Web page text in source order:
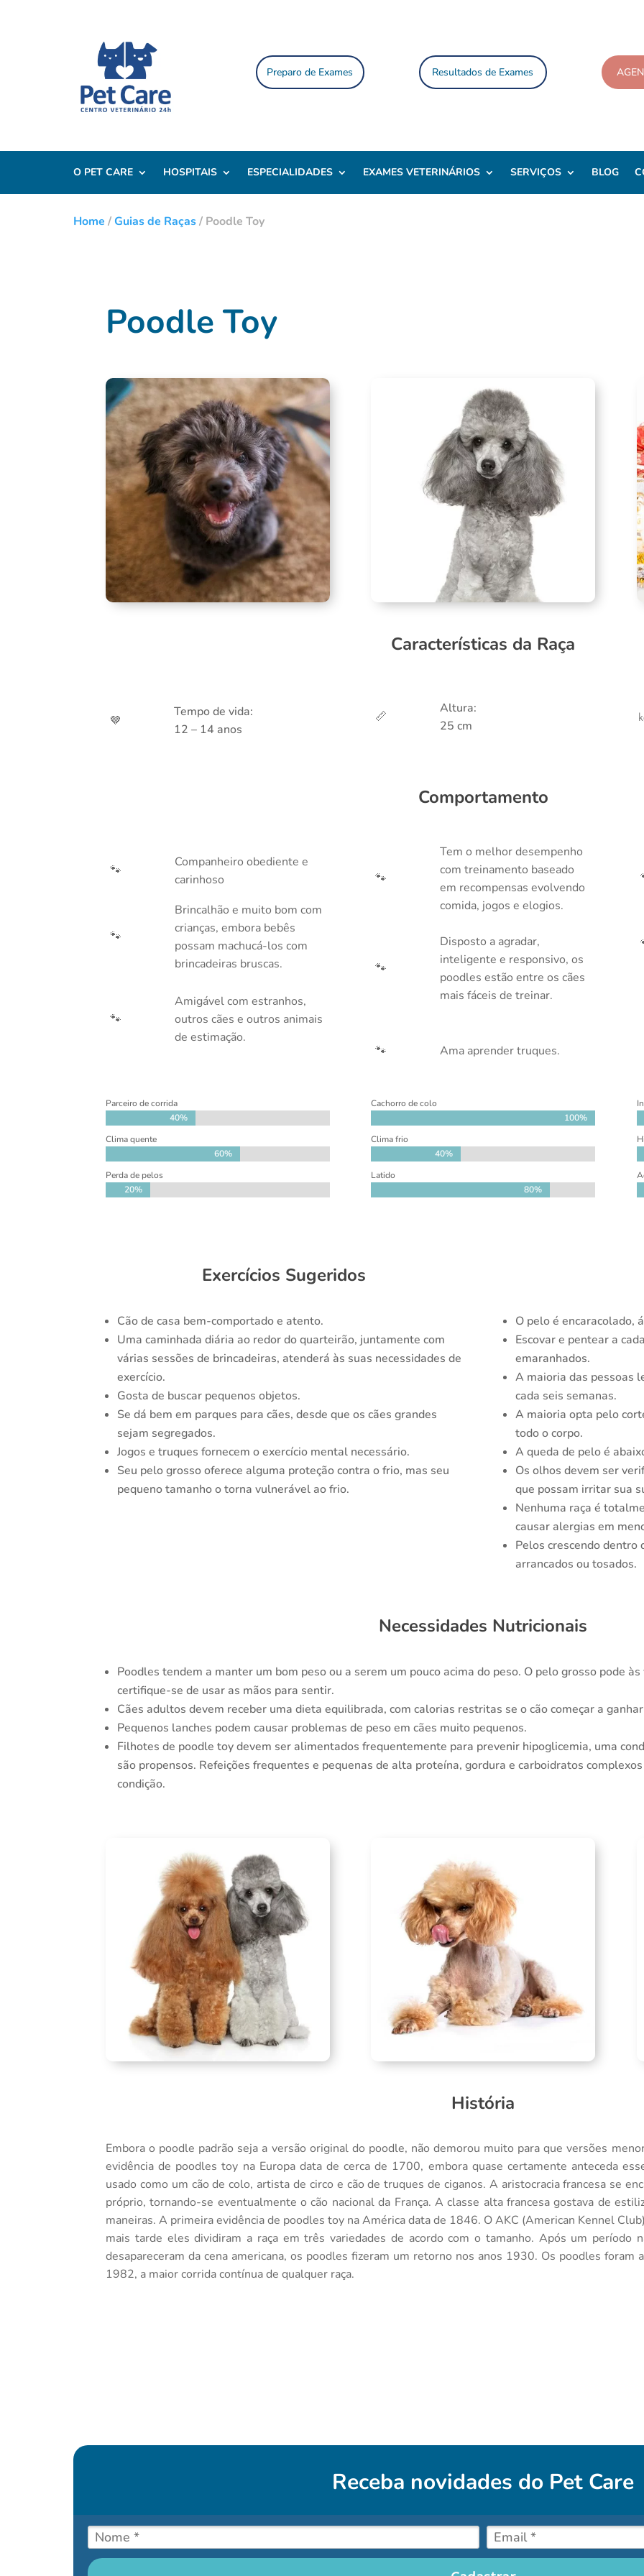
Preparo de Exames Resultados de Exames
O PET CARE HOSPITAIS ESPECIALIDADES EXAMES VETERINÁRIOS SERVIÇOS BLOG
Home /Guias de Raças/ Poodle Toy
Poodle Toy
Características da Raça
🤎
Tempo de vida:
12 – 14 anos
📏
Altura:
25 cm
Comportamento
🐾
Companheiro obediente e
carinhoso
🐾
Brincalhão e muito bom com
crianças, embora bebês
possam machucá-los com
brincadeiras bruscas.
🐾
Amigável com estranhos,
outros cães e outros animais
de estimação.
🐾
Tem o melhor desempenho
com treinamento baseado
em recompensas evolvendo
comida, jogos e elogios.
🐾
Disposto a agradar,
inteligente e responsivo, os
poodles estão entre os cães
mais fáceis de treinar.
🐾 Ama aprender truques.
Parceiro de corrida
40%
40%
Clima quente
60%
60%
Perda de pelos
20%
20%
Cachorro de colo
100%
100%
Clima frio
40%
40%
Latido
80%
80%
Exercícios Sugeridos
Cão de casa bem-comportado e atento.
Uma caminhada diária ao redor do quarteirão, juntamente com
várias sessões de brincadeiras, atenderá às suas necessidades de
exercício.
Gosta de buscar pequenos objetos.
Se dá bem em parques para cães, desde que os cães grandes
sejam segregados.
Jogos e truques fornecem o exercício mental necessário.
Seu pelo grosso oferece alguma proteção contra o frio, mas seu
pequeno tamanho o torna vulnerável ao frio.
O pelo é encaracolado,
Escovar e pentear a
emaranhados.
A maioria das pessoas
cada seis semanas.
A maioria opta pelo
todo o corpo.
A queda de pelo é
Os olhos devem ser
que possam irritar sua
Nenhuma raça é
causar alergias em
Pelos crescendo dentro
arrancados ou tosados.
Necessidades Nutricionais
Poodles tendem a manter um bom peso ou a serem um pouco acima do peso. O pelo grosso pode
certifique-se de usar as mãos para sentir.
Cães adultos devem receber uma dieta equilibrada, com calorias restritas se o cão começar a
Pequenos lanches podem causar problemas de peso em cães muito pequenos.
Filhotes de poodle toy devem ser alimentados frequentemente para prevenir hipoglicemia, uma
são propensos. Refeições frequentes e pequenas de alta proteína, gordura e carboidratos
condição.
História
Embora o poodle padrão seja a versão original do poodle, não demorou muito para que versões
evidência de poodles toy na Europa data de cerca de 1700, embora quase certamente anteceda
usado como um cão de colo, artista de circo e cão de truques de ciganos. A aristocracia francesa se
próprio, tornando-se eventualmente o cão nacional da França. A classe alta francesa gostava de
maneiras. A primeira evidência de poodles toy na América data de 1846. O AKC (American Kennel
mais tarde eles dividiram a raça em três variedades de acordo com o tamanho. Após um período
desapareceram da cena americana, os poodles fizeram um retorno nos anos 1930. Os poodles foram
1982, a maior corrida contínua de qualquer raça.
Receba novidades do Pet Care